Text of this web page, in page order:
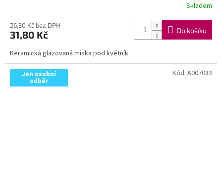
Skladem
26,30 Kč bez DPH
31,80 Kč Do košíku
Keramická glazovaná miska pod květník
Jen osobní
odběr
Kód: A007083